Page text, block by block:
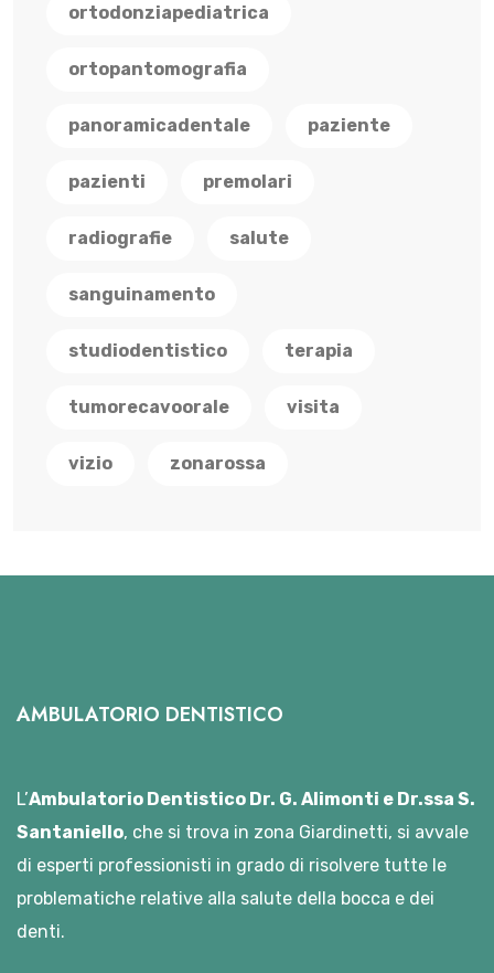
ortodonziapediatrica
ortopantomografia
panoramicadentale paziente
pazienti premolari
radiografie salute
sanguinamento
studiodentistico terapia
tumorecavoorale visita
vizio zonarossa
AMBULATORIO DENTISTICO
L’Ambulatorio Dentistico Dr. G. Alimonti e Dr.ssa S.
Santaniello, che si trova in zona Giardinetti, si avvale
di esperti professionisti in grado di risolvere tutte le
problematiche relative alla salute della bocca e dei
denti.